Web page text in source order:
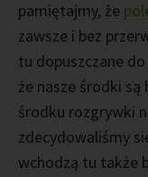
pamiętajmy, że
zawsze i bez
tu dopuszczane
że nasze środki są
środku rozgrywki
zdecydowaliśmy
wchodzą tu także